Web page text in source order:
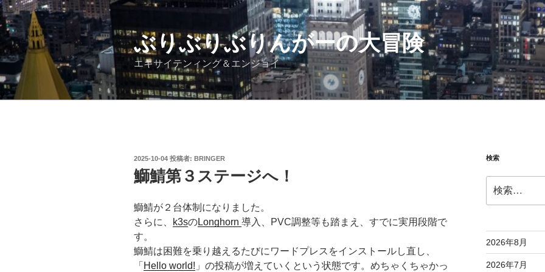
コ
ン
テ
ン
ツ
へ
ス
ぶりぶりぶりんがーの大冒険
エキサイテンィング＆エンジョイ
投
稿
日:
2025-10-04 投稿者: BRINGER
鰤鯖第３ステージへ！
鰤鯖が２台体制になりました。
さらに、
k3sのLonghorn 導入、PVC調整等も踏まえ、すでに実用段階で
す。
鰤鯖は困難を乗り越えるたびにワードプレスをインストールし直し、
「 Hello world! 」の投稿が増えていくという状態です。めちゃくちゃかっ
検索
索:
2026年8月
2026年7月